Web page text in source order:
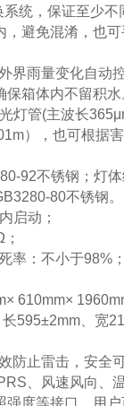
统，保证至少不
，避免混淆，也
界雨量变化自动
箱体内不留积水
灯管(主波长
），也可根据
92不锈钢；灯
80不锈钢。
启动；
率：不小于98%
610mm×
595±2mm、宽
防止雷击，安全可
、风速风向、